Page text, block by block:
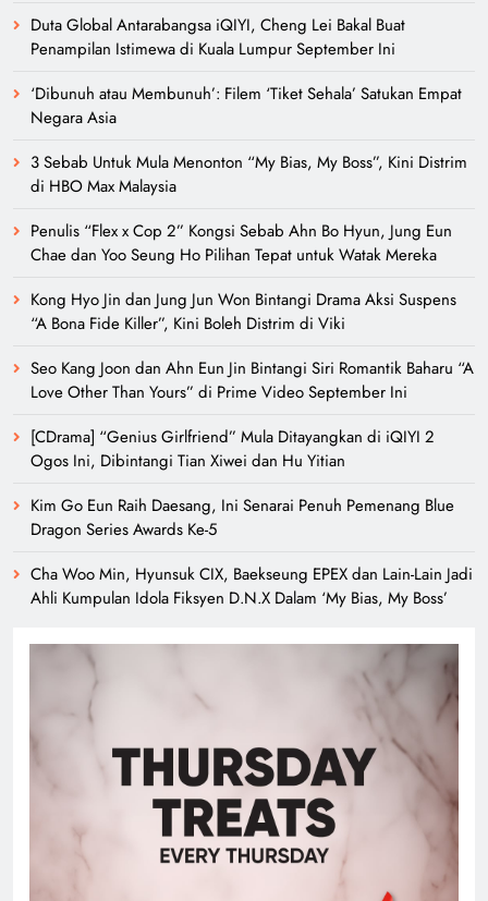
Duta Global Antarabangsa iQIYI, Cheng Lei Bakal Buat
Penampilan Istimewa di Kuala Lumpur September Ini
‘Dibunuh atau Membunuh’: Filem ‘Tiket Sehala’ Satukan Empat
Negara Asia
3 Sebab Untuk Mula Menonton “My Bias, My Boss”, Kini Distrim
di HBO Max Malaysia
Penulis “Flex x Cop 2” Kongsi Sebab Ahn Bo Hyun, Jung Eun
Chae dan Yoo Seung Ho Pilihan Tepat untuk Watak Mereka
Kong Hyo Jin dan Jung Jun Won Bintangi Drama Aksi Suspens
“A Bona Fide Killer”, Kini Boleh Distrim di Viki
Seo Kang Joon dan Ahn Eun Jin Bintangi Siri Romantik Baharu “A
Love Other Than Yours” di Prime Video September Ini
[CDrama] “Genius Girlfriend” Mula Ditayangkan di iQIYI 2
Ogos Ini, Dibintangi Tian Xiwei dan Hu Yitian
Kim Go Eun Raih Daesang, Ini Senarai Penuh Pemenang Blue
Dragon Series Awards Ke-5
Cha Woo Min, Hyunsuk CIX, Baekseung EPEX dan Lain-Lain Jadi
Ahli Kumpulan Idola Fiksyen D.N.X Dalam ‘My Bias, My Boss’